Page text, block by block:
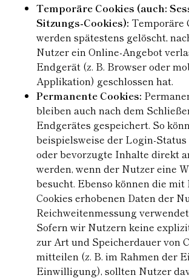
Temporäre Cookies (auch:
Sitzungs-Cookies): Temporäre
werden spätestens gelöscht,
Nutzer ein Online-Angebot
Endgerät (z. B. Browser oder
Applikation) geschlossen hat.
Permanente Cookies:
bleiben auch nach dem
Endgerätes gespeichert. So
beispielsweise der Login-
oder bevorzugte Inhalte direkt
werden, wenn der Nutzer eine
besucht. Ebenso können die
Cookies erhobenen Daten der
Reichweitenmessung
Sofern wir Nutzern keine
zur Art und Speicherdauer von
mitteilen (z. B. im Rahmen der
Einwilligung), sollten Nutzer